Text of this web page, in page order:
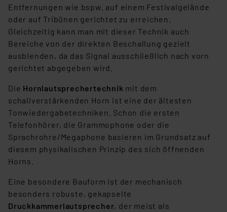
können die Verwendung nicht notwendiger Cookies
ablehnen oder ihr ganz oder teilweise zustimmen. Ihre
erteilte Zustimmung können Sie jederzeit unter dem
Link „Cookie Einstellungen“ anpassen oder widerrufen.
Die Rechtmäßigkeit der Speicherung, Abrufung und
Weiterverarbeitung dieser Daten zur Auswertung und
unberührt. Ihre Browser-Einstellungen können dazu
gespeichert werden und dieses Banner erneut
„Einige Drittanbieter verarbeiten personenbezogene
Cookies dieser Drittanbieter umfasst daher ggf. auch
die Verarbeitung Ihrer Daten in den USA gemäß Art. 49
(1) lit. a DSGVO. Nähere Infos zu diesen Drittanbietern
Entfernungen wie bspw. auf einem Festivalgelände
oder auf Tribünen gerichtet zu erreichen.
Gleichzeitig kann man mit dieser Technik auch
Bereiche von der direkten Beschallung gezielt
ausblenden, da das Signal ausschließlich nach vorn
gerichtet abgegeben wird.
Die Hornlautsprechertechnik mit dem
schallverstärkenden Horn ist eine der ältesten
Tonwiedergabetechniken. Schon die ersten
Telefonhörer, die Grammophone oder die
Sprachrohre/Megaphone basieren im Grundsatz auf
diesem physikalischen Prinzip des sich öffnenden
Horns.
Eine besondere Bauform ist der mechanisch
besonders robuste, gekapselte
Druckkammerlautsprecher, der meist als